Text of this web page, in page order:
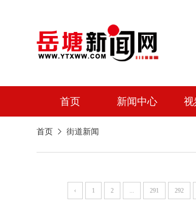
首页 新闻中心 视
首页 街道新闻
‹ 1 2 ... 291 292